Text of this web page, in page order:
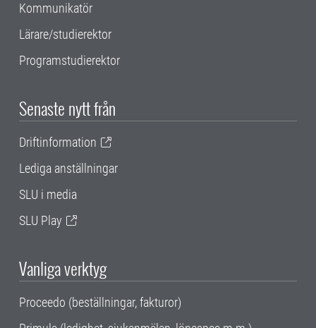
Kommunikatör
Lärare/studierektor
Programstudierektor
Senaste nytt från
Driftinformation
Lediga anställningar
SLU i media
SLU Play
Vanliga verktyg
Proceedo (beställningar, fakturor)